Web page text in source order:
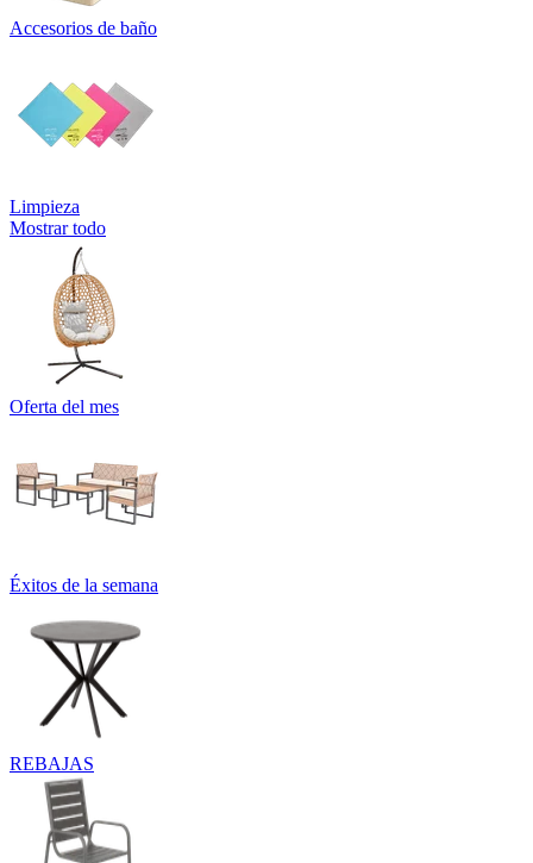
Accesorios de baño
Limpieza
Mostrar todo
Oferta del mes
Éxitos de la semana
REBAJAS